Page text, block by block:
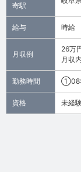
寄駅
給与 時給
月収例
26万
月収
勤務時間
資格 未経